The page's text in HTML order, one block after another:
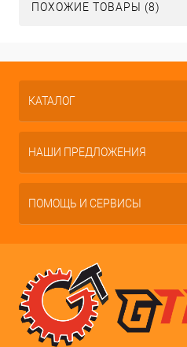
ПОХОЖИЕ ТОВАРЫ (8)
КАТАЛОГ
НАШИ ПРЕДЛОЖЕНИЯ
ПОМОЩЬ И СЕРВИСЫ